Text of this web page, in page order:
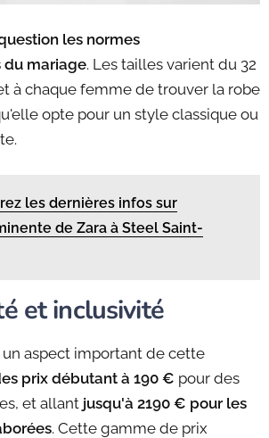
les normes
du mariage. Les tailles varient du 32
à chaque femme de trouver la robe
opte pour un style classique ou
les dernières infos sur
de Zara à Steel Saint-
et inclusivité
un aspect important de cette
prix débutant à 190 € pour des
et allant jusqu'à 2190 € pour les
. Cette gamme de prix